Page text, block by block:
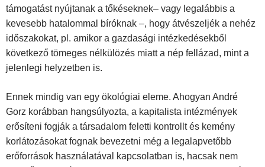
támogatást nyújtanak a tőkéseknek– vagy legalábbis a
kevesebb hatalommal bíróknak –, hogy átvészeljék a nehéz
időszakokat, pl. amikor a gazdasági intézkedésekből
következő tömeges nélkülözés miatt a nép fellázad, mint a
jelenlegi helyzetben is.
Ennek mindig van egy ökológiai eleme. Ahogyan André
Gorz korábban hangsúlyozta, a kapitalista intézmények
erősíteni fogják a társadalom feletti kontrollt és kemény
korlátozásokat fognak bevezetni még a legalapvetőbb
erőforrások használatával kapcsolatban is, hacsak nem